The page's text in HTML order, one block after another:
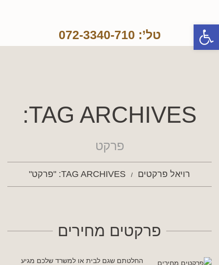
טל’: 072-3340-710
TAG ARCHIVES:
פרקט
רויאל פרקטים TAG ARCHIVES: "פרקט"
פרקטים מחירים
החלטתם שגם לבית או למשרד שלכם מגיע
פתח סרגל נגישות